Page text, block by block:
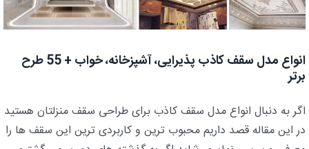
انواع مدل سقف کاذب پذیرایی، آشپزخانه، خواب + 55 طرح
برتر
اگر به دنبال انواع مدل سقف کاذب برای طراحی سقف منزلتان هستید
در این مقاله قصد داریم محبوب ترین و کاربردی ترین این سقف ها را